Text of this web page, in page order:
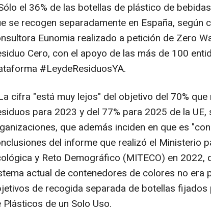
el 36% de las botellas de plástico de
se recogen separadamente en España, según
Eunomia realizado a petición de Zero
Cero, con el apoyo de las más de 100
#LeydeResiduosYA.
cifra "está muy lejos" del objetivo del 70%
para 2023 y del 77% para 2025 de la UE,
que además inciden en que es
del informe que realizó el Ministerio
y Reto Demográfico (MITECO) en 2022,
actual de contenedores de colores no era
de recogida separada de botellas fijados
Plásticos de un Solo Uso.